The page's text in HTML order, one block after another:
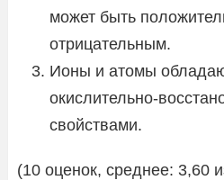
может быть
отрицательным.
Ионы и атомы
окислительно-
свойствами.
(10 оценок, среднее: 3,60